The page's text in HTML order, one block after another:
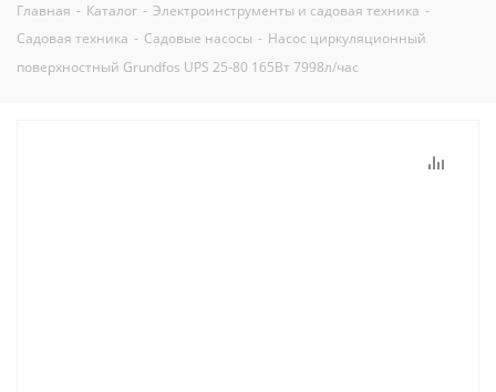
Главная - Каталог - Электроинструменты и садовая техника -
Садовая техника - Садовые насосы - Насос циркуляционный
поверхностный Grundfos UPS 25-80 165Вт 7998л/час